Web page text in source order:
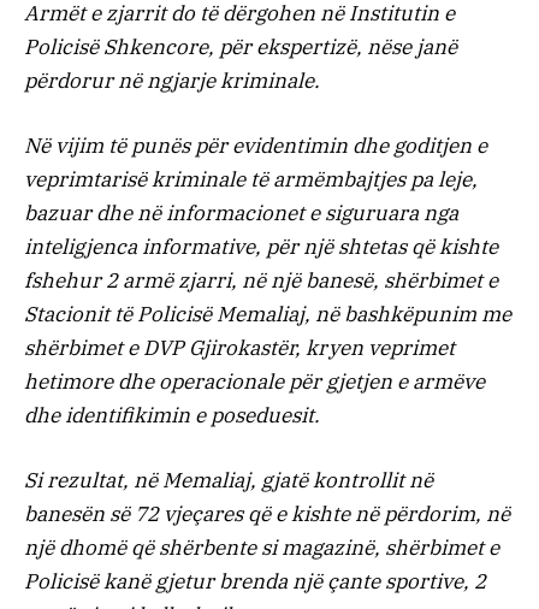
Armët e zjarrit do të dërgohen në Institutin e
Policisë Shkencore, për ekspertizë, nëse janë
përdorur në ngjarje kriminale.
Në vijim të punës për evidentimin dhe goditjen e
veprimtarisë kriminale të armëmbajtjes pa leje,
bazuar dhe në informacionet e siguruara nga
inteligjenca informative, për një shtetas që kishte
fshehur 2 armë zjarri, në një banesë, shërbimet e
Stacionit të Policisë Memaliaj, në bashkëpunim me
shërbimet e DVP Gjirokastër, kryen veprimet
hetimore dhe operacionale për gjetjen e armëve
dhe identifikimin e poseduesit.
Si rezultat, në Memaliaj, gjatë kontrollit në
banesën së 72 vjeçares që e kishte në përdorim, në
një dhomë që shërbente si magazinë, shërbimet e
Policisë kanë gjetur brenda një çante sportive, 2